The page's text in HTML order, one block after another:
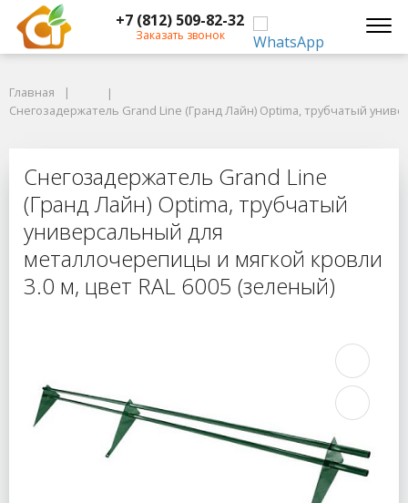
+7 (812) 509-82-32
Заказать звонок
Снегозадержатель Grand Line (Гранд Лайн) Optima, трубчатый
Снегозадержатель Grand Line
Главная
Снегозадержатель Grand Line (Гранд Лайн) Optima, трубчатый
Снегозадержатель Grand Line
(Гранд Лайн) Optima, трубчатый
универсальный для
металлочерепицы и мягкой кровли
3.0 м, цвет RAL 6005 (зеленый)